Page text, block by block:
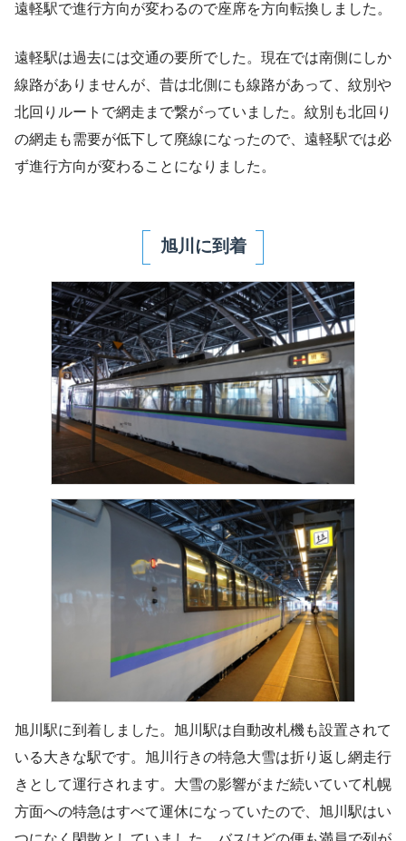
遠軽駅で進行方向が変わるので座席を方向転換しました。
遠軽駅は過去には交通の要所でした。現在では南側にしか
線路がありませんが、昔は北側にも線路があって、紋別や
北回りルートで網走まで繋がっていました。紋別も北回り
の網走も需要が低下して廃線になったので、遠軽駅では必
ず進行方向が変わることになりました。
旭川に到着
旭川駅に到着しました。旭川駅は自動改札機も設置されて
いる大きな駅です。旭川行きの特急大雪は折り返し網走行
きとして運行されます。大雪の影響がまだ続いていて札幌
方面への特急はすべて運休になっていたので、旭川駅はい